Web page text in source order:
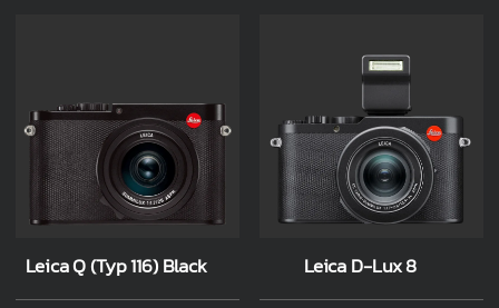
Leica Q (Typ 116) Black Leica D-Lux 8